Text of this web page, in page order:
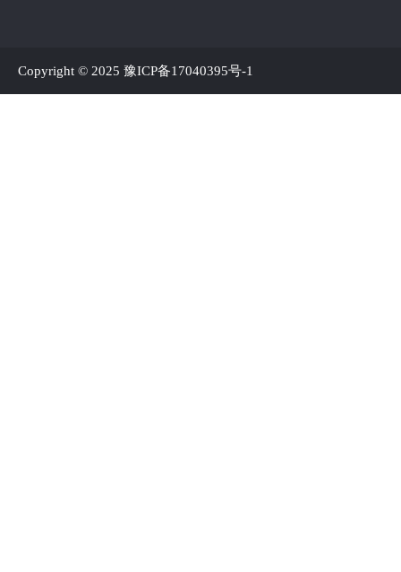
Copyright © 2025 豫ICP备17040395号-1